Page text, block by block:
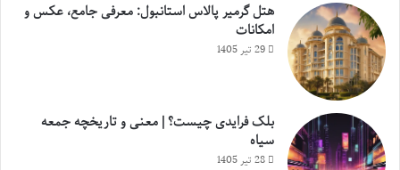
هتل گرمیر پالاس استانبول: معرفی جامع، عکس و
امکانات
29 تیر 1405
بلک فرایدی چیست؟ | معنی و تاریخچه جمعه
سیاه
28 تیر 1405